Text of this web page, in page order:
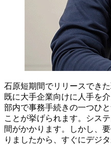
石原短期間でリリースでき
既に大手企業向けに人手を
部内で事務手続きの一つひ
ことが挙げられます。シス
間がかかります。しかし、
りましたから、すぐにデジ